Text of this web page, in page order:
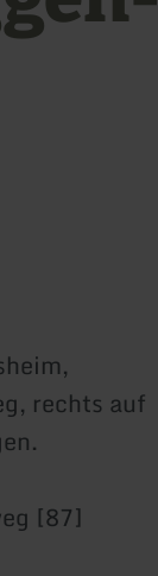
rechts auf
[87]